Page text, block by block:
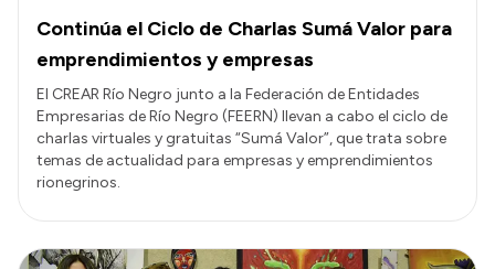
Continúa el Ciclo de Charlas Sumá Valor para
emprendimientos y empresas
El CREAR Río Negro junto a la Federación de Entidades
Empresarias de Río Negro (FEERN) llevan a cabo el ciclo de
charlas virtuales y gratuitas “Sumá Valor”, que trata sobre
temas de actualidad para empresas y emprendimientos
rionegrinos.